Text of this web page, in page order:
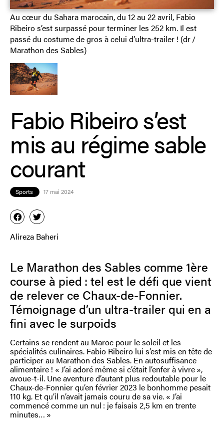
Fabio Ribeiro s’est
mis au régime sable
courant
Sports 17 mai 2024
Alireza Baheri
Le Marathon des Sables comme 1ère
course à pied : tel est le défi que vient
de relever ce Chaux-de-Fonnier.
Témoignage d’un ultra-trailer qui en a
fini avec le surpoids
Certains se rendent au Maroc pour le soleil et les
spécialités culinaires. Fabio Ribeiro lui s’est mis en tête de
participer au Marathon des Sables. En autosuffisance
alimentaire ! « J’ai adoré même si c’était l’enfer à vivre »,
avoue-t-il. Une aventure d’autant plus redoutable pour le
Chaux-de-Fonnier qu’en février 2023 le bonhomme pesait
110 kg. Et qu’il n’avait jamais couru de sa vie. « J’ai
commencé comme un nul : je faisais 2,5 km en trente
minutes… »
Au cœur du Sahara marocain, du 12 au 22 avril, Fabio
Ribeiro s’est surpassé pour terminer les 252 km. Il est
passé du costume de gros à celui d’ultra-trailer ! (dr /
Marathon des Sables)